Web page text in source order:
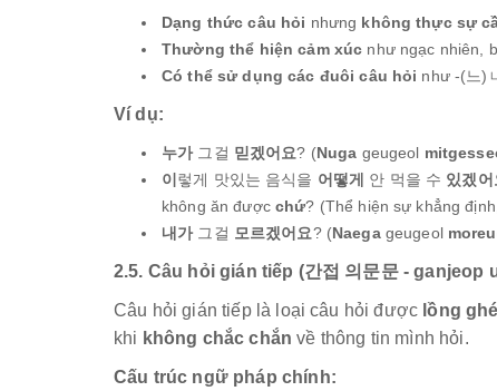
Dạng thức câu hỏi nhưng không thực sự
Thường thể hiện cảm xúc như ngạc nhiên,
Có thể sử dụng các đuôi câu hỏi như -(느)
Ví dụ:
누가그걸 믿겠어요? (Nuga geugeol
이 렇게 맛있는 음식을 어떻게 안 먹을 수 있겠어
không ăn được chứ? (Thể hiện sự khẳng
내가그걸 모르겠어요? (Naegageugeol
2.5. Câu hỏi gián tiếp (간접 의문문 - ganjeop
Câu hỏi gián tiếp là loại câu hỏi được lồng
khi không chắc chắn về thông tin mình hỏi.
Cấu trúc ngữ pháp chính: